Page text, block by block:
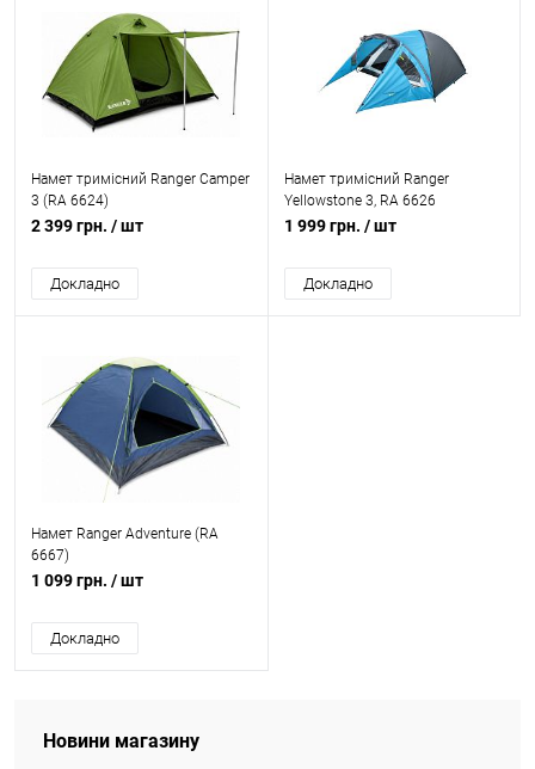
Намет тримісний Ranger Сamper
3 (RA 6624)
2 399 грн. / шт
Докладно
Намет тримісний Ranger
Yellowstone 3, RA 6626
1 999 грн. / шт
Докладно
Намет Ranger Adventure (RA
6667)
1 099 грн. / шт
Докладно
Новини магазину